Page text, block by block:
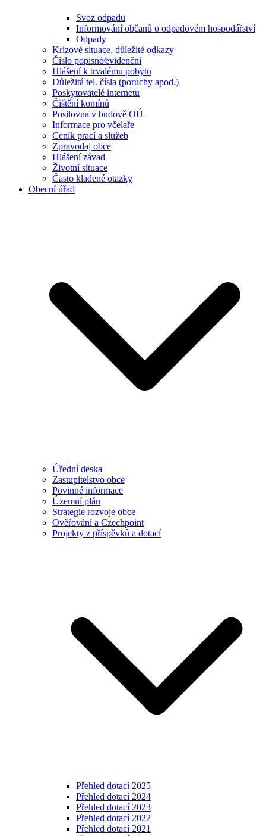
Svoz odpadu
Informování občanů o odpadovém hospodářství
Odpady
Krizové situace, důležité odkazy
Číslo popisné⁄evidenční
Hlášení k trvalému pobytu
Důležitá tel. čísla (poruchy apod.)
Poskytovatelé internetu
Čištění komínů
Posilovna v budově OÚ
Informace pro včelaře
Ceník prací a služeb
Zpravodaj obce
Hlášení závad
Životní situace
Často kladené otazky
Obecní úřad
Úřední deska
Zastupitelstvo obce
Povinné informace
Územní plán
Strategie rozvoje obce
Ověřování a Czechpoint
Projekty z příspěvků a dotací
Přehled dotací 2025
Přehled dotací 2024
Přehled dotací 2023
Přehled dotací 2022
Přehled dotací 2021